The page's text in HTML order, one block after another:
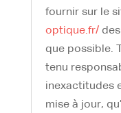
fournir sur le
optique.fr/des
que possible.
tenu
inexactitudes
mise à jour,